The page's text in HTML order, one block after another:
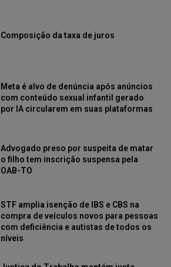
Composição da taxa de juros
Meta é alvo de denúncia após anúncios
com conteúdo sexual infantil gerado
por IA circularem em suas plataformas
Advogado preso por suspeita de matar
o filho tem inscrição suspensa pela
OAB-TO
STF amplia isenção de IBS e CBS na
compra de veículos novos para pessoas
com deficiência e autistas de todos os
níveis